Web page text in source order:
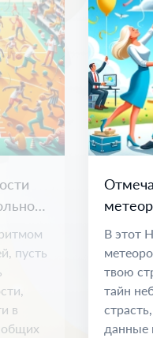
пусть
в
наука
В этот
твою
тайн
данные